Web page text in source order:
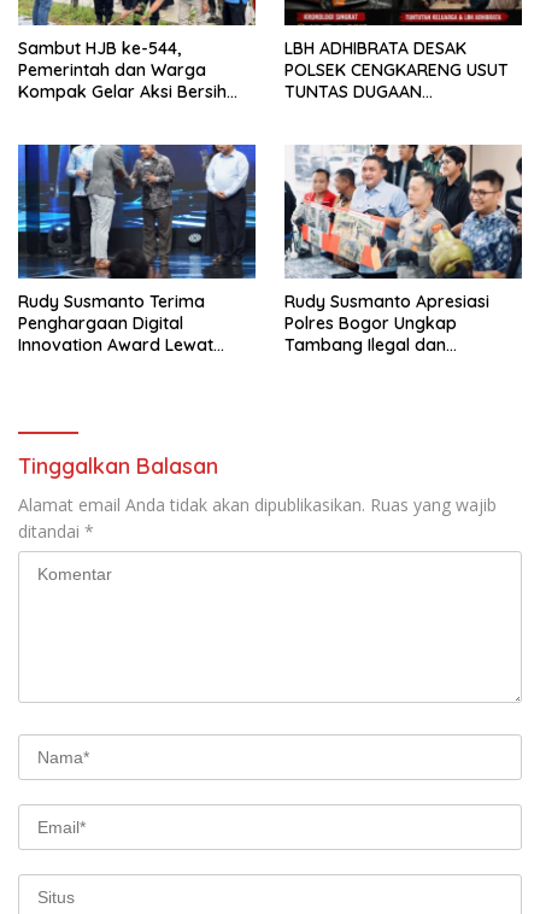
Sambut HJB ke-544,
Pemerintah dan Warga
Kompak Gelar Aksi Bersih
LBH ADHIBRATA DESAK
POLSEK CENGKARENG USUT
TUNTAS DUGAAN
Rudy Susmanto Terima
Penghargaan Digital
Innovation Award Lewat
Rudy Susmanto Apresiasi
Polres Bogor Ungkap
Tambang Ilegal dan
Tinggalkan Balasan
Alamat email Anda tidak akan dipublikasikan. Ruas yang wajib
ditandai *